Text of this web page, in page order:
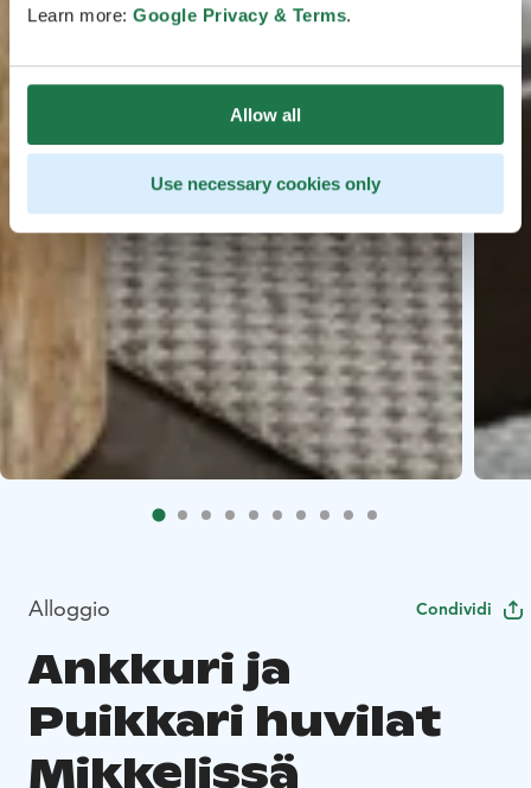
Learn more: Google Privacy & Terms.
Allow all
Use necessary cookies only
Alloggio Condividi
Ankkuri ja
Puikkari huvilat
Mikkelissä